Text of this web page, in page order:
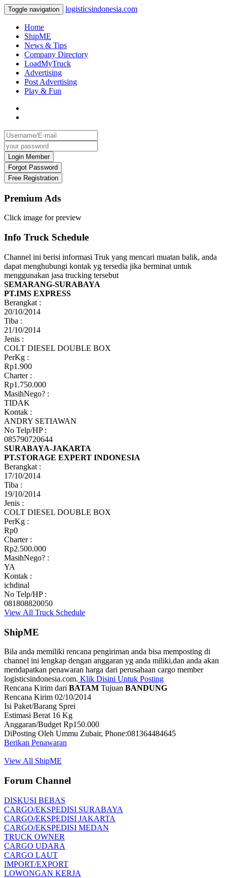
Toggle navigation logisticsindonesia.com
Home
ShipME
News & Tips
Company Directory
LoadMyTruck
Advertising
Post Advertising
Play & Fun
Premium Ads
Click image for preview
Info Truck Schedule
Channel ini berisi informasi Truk yang mencari muatan balik, anda
dapat menghubungi kontak yg tersedia jika berminat untuk
menggunakan jasa trucking tersebut
SEMARANG-SURABAYA
PT.IMS EXPRESS
Berangkat :
20/10/2014
Tiba :
21/10/2014
Jenis :
COLT DIESEL DOUBLE BOX
PerKg :
Rp1.900
Charter :
Rp1.750.000
MasihNego? :
TIDAK
Kontak :
ANDRY SETIAWAN
No Telp/HP :
085790720644
SURABAYA-JAKARTA
PT.STORAGE EXPERT INDONESIA
Berangkat :
17/10/2014
Tiba :
19/10/2014
Jenis :
COLT DIESEL DOUBLE BOX
PerKg :
Rp0
Charter :
Rp2.500.000
MasihNego? :
YA
Kontak :
ichdinal
No Telp/HP :
081808820050
View All Truck Schedule
ShipME
Bila anda memiliki rencana pengiriman anda bisa memposting di
channel ini lengkap dengan anggaran yg anda miliki,dan anda akan
mendapatkan penawaran harga dari perusahaan cargo member
logisticsindonesia.com. Klik Disini Untuk Posting
Rencana Kirim dari BATAM Tujuan BANDUNG
Rencana Kirim 02/10/2014
Isi Paket/Barang Sprei
Estimasi Berat 16 Kg
Anggaran/Budget Rp150.000
DiPosting Oleh Ummu Zubair, Phone:081364484645
Berikan Penawaran
View All ShipME
Forum Channel
DISKUSI BEBAS
CARGO/EKSPEDISI SURABAYA
CARGO/EKSPEDISI JAKARTA
CARGO/EKSPEDISI MEDAN
TRUCK OWNER
CARGO UDARA
CARGO LAUT
IMPORT/EXPORT
LOWONGAN KERJA